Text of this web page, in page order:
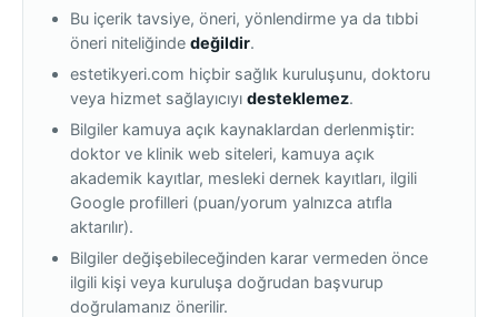
Bu içerik tavsiye, öneri, yönlendirme ya da tıbbi
öneri niteliğinde değildir.
estetikyeri.com hiçbir sağlık kuruluşunu, doktoru
veya hizmet sağlayıcıyı desteklemez.
Bilgiler kamuya açık kaynaklardan derlenmiştir:
doktor ve klinik web siteleri, kamuya açık
akademik kayıtlar, mesleki dernek kayıtları, ilgili
Google profilleri (puan/yorum yalnızca atıfla
aktarılır).
Bilgiler değişebileceğinden karar vermeden önce
ilgili kişi veya kuruluşa doğrudan başvurup
doğrulamanız önerilir.